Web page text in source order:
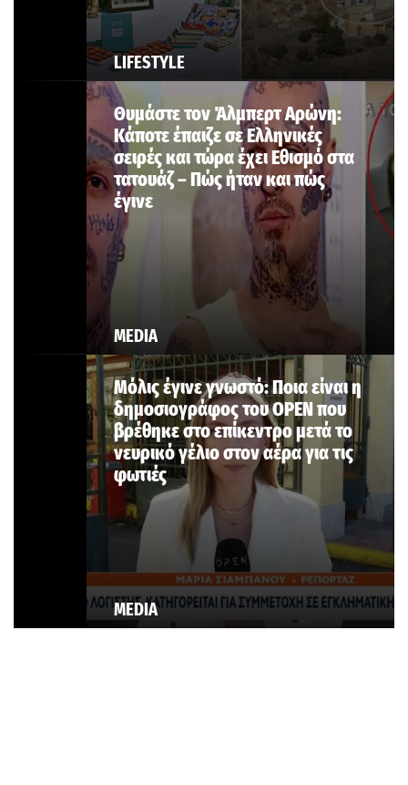
LIFESTYLE
MEDIA
Θυμάστε τον Άλμπερτ Αρώνη:
Κάποτε έπαιζε σε Ελληνικές
σειρές και τώρα έχει Εθισμό στα
τατουάζ – Πώς ήταν και πώς
έγινε
MEDIA
Μόλις έγινε γνωστό: Ποια είναι η
δημοσιογράφος του OPEN που
βρέθηκε στο επίκεντρο μετά το
νευρικό γέλιο στον αέρα για τις
φωτιές